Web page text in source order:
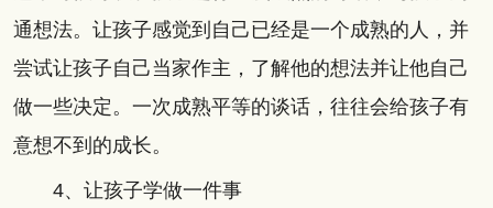
通想法。让孩子感觉到自己已经是一个成熟的人，并
尝试让孩子自己当家作主，了解他的想法并让他自己
做一些决定。一次成熟平等的谈话，往往会给孩子有
意想不到的成长。
4、让孩子学做一件事